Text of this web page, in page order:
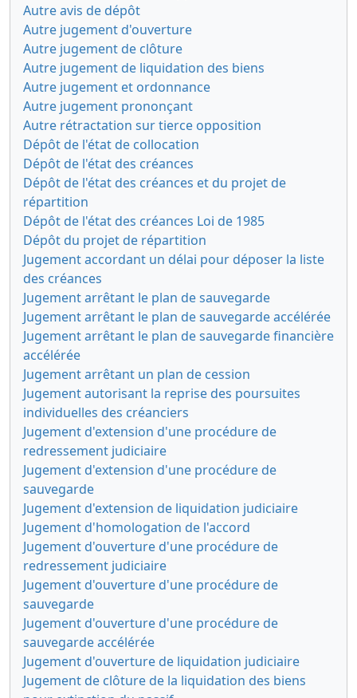
Autre avis de dépôt
Autre jugement d'ouverture
Autre jugement de clôture
Autre jugement de liquidation des biens
Autre jugement et ordonnance
Autre jugement prononçant
Autre rétractation sur tierce opposition
Dépôt de l'état de collocation
Dépôt de l'état des créances
Dépôt de l'état des créances et du projet de
répartition
Dépôt de l'état des créances Loi de 1985
Dépôt du projet de répartition
Jugement accordant un délai pour déposer la liste
des créances
Jugement arrêtant le plan de sauvegarde
Jugement arrêtant le plan de sauvegarde accélérée
Jugement arrêtant le plan de sauvegarde financière
accélérée
Jugement arrêtant un plan de cession
Jugement autorisant la reprise des poursuites
individuelles des créanciers
Jugement d'extension d'une procédure de
redressement judiciaire
Jugement d'extension d'une procédure de
sauvegarde
Jugement d'extension de liquidation judiciaire
Jugement d'homologation de l'accord
Jugement d'ouverture d'une procédure de
redressement judiciaire
Jugement d'ouverture d'une procédure de
sauvegarde
Jugement d'ouverture d'une procédure de
sauvegarde accélérée
Jugement d'ouverture de liquidation judiciaire
Jugement de clôture de la liquidation des biens